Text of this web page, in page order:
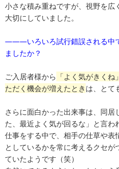
小さな積み重ねですが、視野を広
大切にしていました。
―――いろいろ試行錯誤される中
ましたか？
ご入居者様から 「よく気がきく
ただく機会が増えたとき は、とて
さらに面白かった出来事は、同居
た、最近よく気が回るな」と言わ
仕事をする中で、相手の仕草や表
としているかを常に考えるクセが
ていたようです（笑）